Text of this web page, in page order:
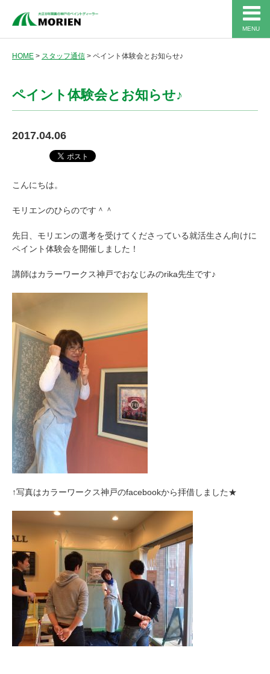
MENU
HOME > スタッフ通信 > ペイント体験会とお知らせ♪
ペイント体験会とお知らせ♪
2017.04.06
こんにちは。
モリエンのひらのです＾＾
先日、モリエンの選考を受けてくださっている就活生さん向けに
ペイント体験会を開催しました！
講師はカラーワークス神戸でおなじみのrika先生です♪
↑写真はカラーワークス神戸のfacebookから拝借しました★